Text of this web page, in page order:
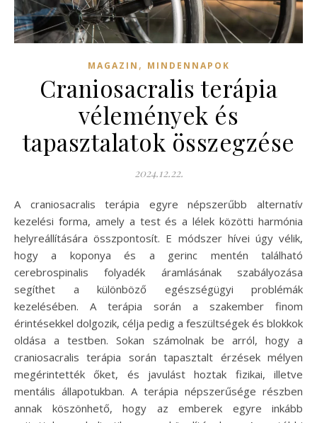
MAGAZIN , MINDENNAPOK
Craniosacralis terápia
vélemények és
tapasztalatok összegzése
2024.12.22.
A craniosacralis terápia egyre népszerűbb alternatív
kezelési forma, amely a test és a lélek közötti harmónia
helyreállítására összpontosít. E módszer hívei úgy vélik,
hogy a koponya és a gerinc mentén található
cerebrospinalis folyadék áramlásának szabályozása
segíthet a különböző egészségügyi problémák
kezelésében. A terápia során a szakember finom
érintésekkel dolgozik, célja pedig a feszültségek és blokkok
oldása a testben. Sokan számolnak be arról, hogy a
craniosacralis terápia során tapasztalt érzések mélyen
megérintették őket, és javulást hoztak fizikai, illetve
mentális állapotukban. A terápia népszerűsége részben
annak köszönhető, hogy az emberek egyre inkább